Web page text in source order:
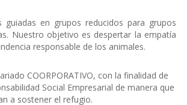
guiadas en grupos reducidos para grupos
Nuestro objetivo es despertar la empatía
responsable de los animales.
COORPORATIVO, con la finalidad de
Social Empresarial de manera que
a sostener el refugio.